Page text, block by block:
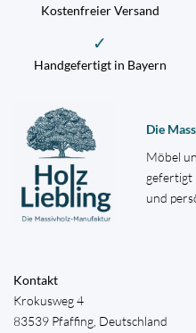
Kostenfreier Versand
✓
Handgefertigt in Bayern
Die
Möbel
gefertigt
und
Kontakt
Krokusweg 4
83539 Pfaffing, Deutschland